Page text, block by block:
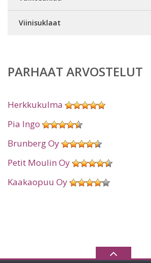
Viinisuklaat
PARHAAT ARVOSTELUT
Herkkukulma
Pia Ingo
Brunberg Oy
Petit Moulin Oy
Kaakaopuu Oy